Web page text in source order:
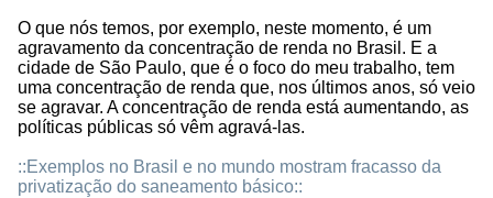
O que nós temos, por exemplo, neste momento, é um
agravamento da concentração de renda no Brasil. E a
cidade de São Paulo, que é o foco do meu trabalho, tem
uma concentração de renda que, nos últimos anos, só veio
se agravar. A concentração de renda está aumentando, as
políticas públicas só vêm agravá-las.
::Exemplos no Brasil e no mundo mostram fracasso da
privatização do saneamento básico::